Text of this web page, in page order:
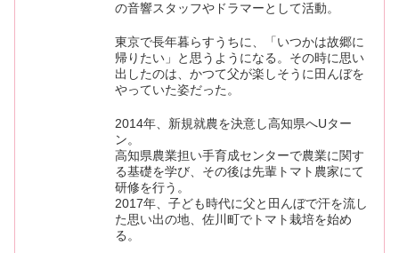
の音響スタッフやドラマーとして活動。
東京で長年暮らすうちに、「いつかは故郷に
帰りたい」と思うようになる。その時に思い
出したのは、かつて父が楽しそうに田んぼを
やっていた姿だった。
2014年、新規就農を決意し高知県へUター
ン。
高知県農業担い手育成センターで農業に関す
る基礎を学び、その後は先輩トマト農家にて
研修を行う。
2017年、子ども時代に父と田んぼで汗を流し
た思い出の地、佐川町でトマト栽培を始め
る。